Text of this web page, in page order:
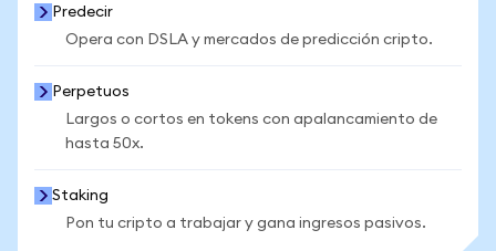
Predecir
Opera con DSLA y mercados de predicción cripto.
Perpetuos
Largos o cortos en tokens con apalancamiento de
hasta 50x.
Staking
Pon tu cripto a trabajar y gana ingresos pasivos.